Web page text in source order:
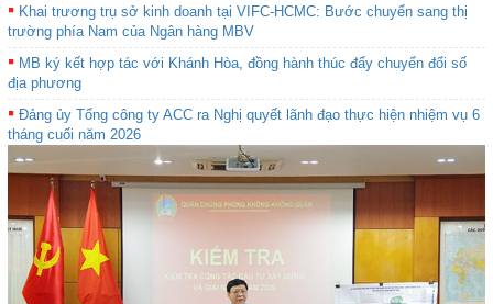
Khai trương trụ sở kinh doanh tại VIFC-HCMC: Bước chuyển sang thị
trường phía Nam của Ngân hàng MBV
MB ký kết hợp tác với Khánh Hòa, đồng hành thúc đẩy chuyển đổi số
địa phương
Đảng ủy Tổng công ty ACC ra Nghị quyết lãnh đạo thực hiện nhiệm vụ 6
tháng cuối năm 2026